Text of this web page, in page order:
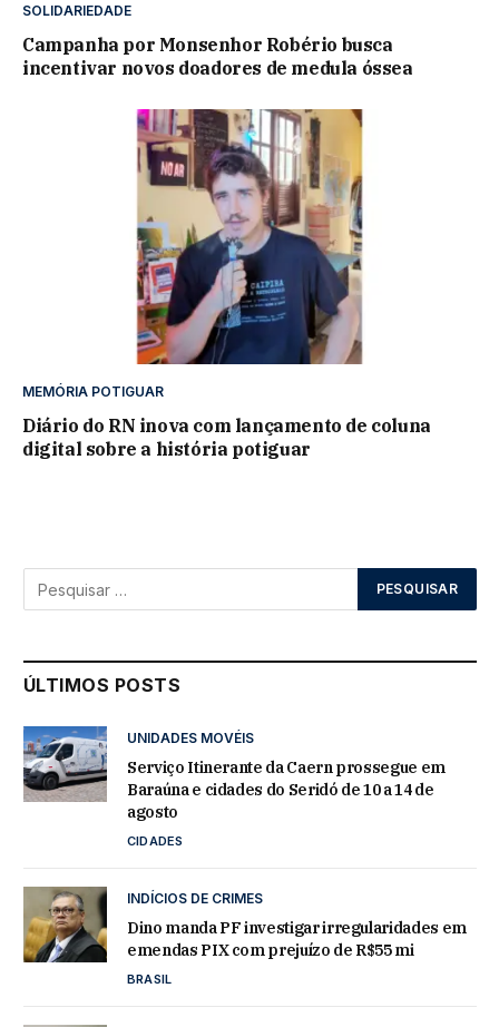
SOLIDARIEDADE
Campanha por Monsenhor Robério busca
incentivar novos doadores de medula óssea
MEMÓRIA POTIGUAR
Diário do RN inova com lançamento de coluna
digital sobre a história potiguar
ÚLTIMOS POSTS
UNIDADES MOVÉIS
Serviço Itinerante da Caern prossegue em
Baraúna e cidades do Seridó de 10 a 14 de
agosto
CIDADES
INDÍCIOS DE CRIMES
Dino manda PF investigar irregularidades em
emendas PIX com prejuízo de R$55 mi
BRASIL